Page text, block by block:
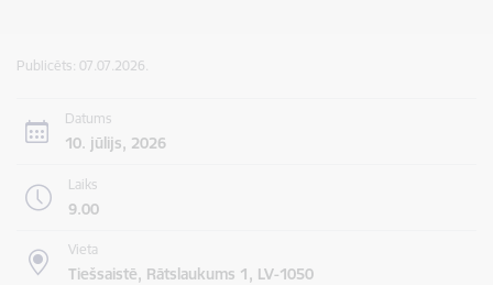
Publicēts: 07.07.2026.
Datums
10. jūlijs, 2026
Laiks
9.00
Vieta
Tiešsaistē, Rātslaukums 1, LV-1050